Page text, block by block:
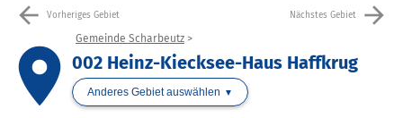
arrow_back Vorheriges Gebiet Nächstes Gebiet arrow_forward
place
Gemeinde Scharbeutz
002 Heinz-Kiecksee-Haus Haffkrug
Anderes Gebiet auswählen